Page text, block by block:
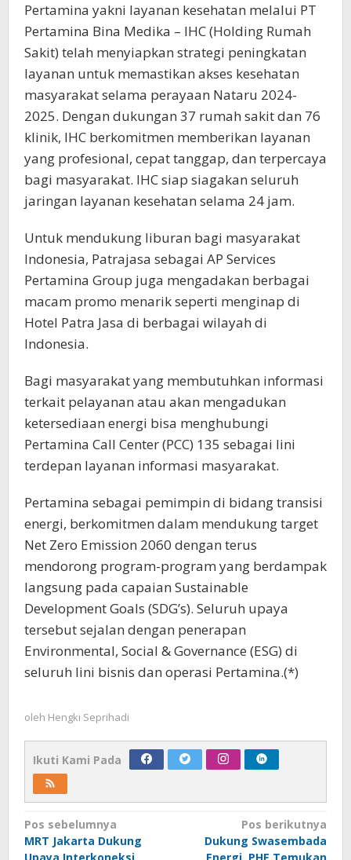
Pertamina yakni layanan kesehatan melalui PT
Pertamina Bina Medika – IHC (Holding Rumah
Sakit) telah menyiapkan strategi peningkatan
layanan untuk memastikan akses kesehatan
masyarakat selama perayaan Nataru 2024-
2025. Dengan dukungan 37 rumah sakit dan 76
klinik, IHC berkomitmen memberikan layanan
yang profesional, cepat tanggap, dan terpercaya
bagi masyarakat. IHC siap siagakan seluruh
jaringan layanan kesehatan selama 24 jam.
Untuk mendukung liburan bagi masyarakat
Indonesia, Patrajasa sebagai AP Services
Pertamina Group juga mengadakan berbagai
macam promo menarik seperti menginap di
Hotel Patra Jasa di berbagai wilayah di
Indonesia.
Bagi masyarakat yang membutuhkan informasi
terkait pelayanan atau akan mengadukan
ketersediaan energi bisa menghubungi
Pertamina Call Center (PCC) 135 sebagai lini
terdepan layanan informasi masyarakat.
Pertamina sebagai pemimpin di bidang transisi
energi, berkomitmen dalam mendukung target
Net Zero Emission 2060 dengan terus
mendorong program-program yang berdampak
langsung pada capaian Sustainable
Development Goals (SDG’s). Seluruh upaya
tersebut sejalan dengan penerapan
Environmental, Social & Governance (ESG) di
seluruh lini bisnis dan operasi Pertamina.(*)
oleh Hengki Seprihadi
Ikuti Kami Pada
Navigasi
pos
Pos sebelumnya
MRT Jakarta Dukung
Pos berikutnya
Dukung Swasembada